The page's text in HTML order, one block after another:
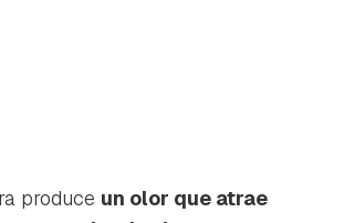
produce un olor que atrae